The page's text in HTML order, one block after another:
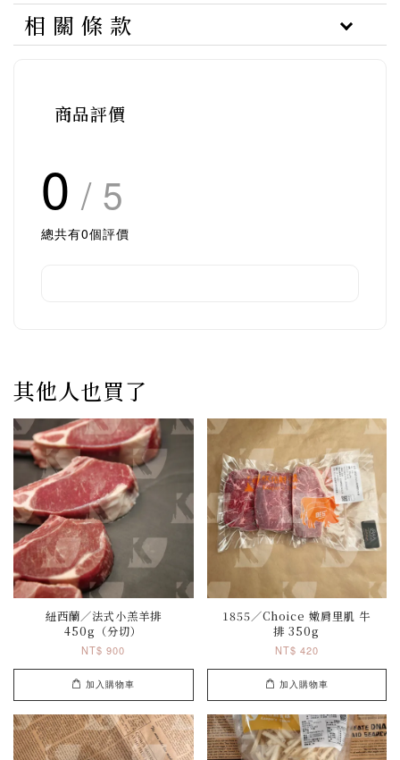
相 關 條 款
商品評價
0 / 5
總共有0個評價
其他人也買了
紐西蘭／法式小羔羊排
450g（分切）
NT$ 900
加入購物車
1855／Choice 嫩肩里肌 牛
排 350g
NT$ 420
加入購物車